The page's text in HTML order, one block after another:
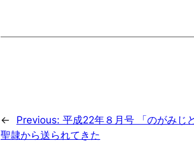
← Previous: 平成22年８月号 「のがみじ
聖隷から送られてきた